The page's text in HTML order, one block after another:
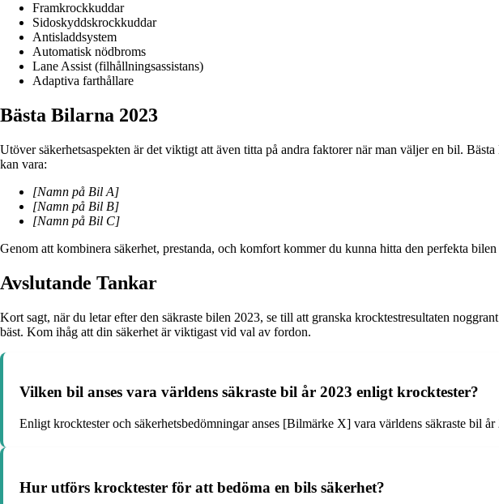
Framkrockkuddar
Sidoskyddskrockkuddar
Antisladdsystem
Automatisk nödbroms
Lane Assist (filhållningsassistans)
Adaptiva farthållare
Bästa Bilarna 2023
Utöver säkerhetsaspekten är det viktigt att även titta på andra faktorer när man väljer en bil.
kan vara:
[Namn på Bil A]
[Namn på Bil B]
[Namn på Bil C]
Genom att kombinera säkerhet, prestanda, och komfort kommer du kunna hitta den perfekta
Avslutande Tankar
Kort sagt, när du letar efter den säkraste bilen 2023, se till att granska krocktestresultaten
bäst. Kom ihåg att din säkerhet är viktigast vid val av fordon.
Vilken bil anses vara världens säkraste bil år 2023 enligt krocktester?
Enligt krocktester och säkerhetsbedömningar anses [Bilmärke X] vara världens säkraste bil
Hur utförs krocktester för att bedöma en bils säkerhet?